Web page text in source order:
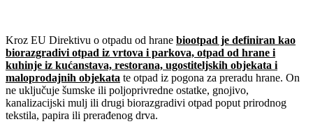
Kroz EU Direktivu o otpadu od hrane biootpad je definiran kao
biorazgradivi otpad iz vrtova i parkova, otpad od hrane i
kuhinje iz kućanstava, restorana, ugostiteljskih objekata i
maloprodajnih objekata te otpad iz pogona za preradu hrane. On
ne uključuje šumske ili poljoprivredne ostatke, gnojivo,
kanalizacijski mulj ili drugi biorazgradivi otpad poput prirodnog
tekstila, papira ili prerađenog drva.